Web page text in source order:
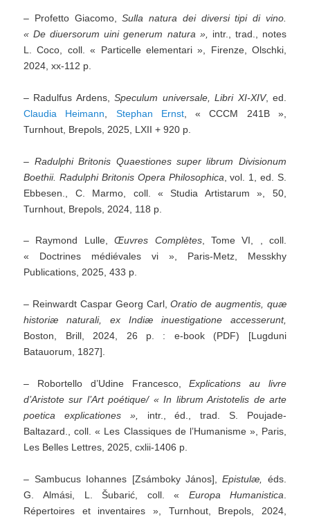
– Profetto Giacomo,Sulla natura dei diversi tipi di vino.
« De diuersorum uini generum natura »,
intr., trad., notes
L. Coco, coll. « Particelle elementari », Firenze, Olschki,
2024, xx-112 p.
– Radulfus Ardens,Speculum universale, Libri XI-XIV, ed.
Claudia Heimann
Stephan Ernst, « CCCM 241B »,
Turnhout, Brepols, 2025, LXII + 920 p.
– Radulphi Britonis Quaestiones super librum Divisionum
Boethii. Radulphi Britonis Opera Philosophica , vol. 1, ed. S.
Ebbesen., C. Marmo, coll. « Studia Artistarum », 50,
Turnhout, Brepols, 2024, 118 p.
– Raymond Lulle,Œuvres Complètes, Tome VI, , coll.
« Doctrines médiévales vi », Paris-Metz, Messkhy
Publications, 2025, 433 p.
– Reinwardt Caspar Georg Carl,Oratio de augmentis, quæ
historiæ naturali, ex Indiæ inuestigatione accesserunt,
Boston, Brill, 2024, 26 p. : e-book (PDF) [Lugduni
Batauorum, 1827].
– Robortello d’Udine Francesco,Explications au livre
d’Aristote sur l’Art poétique/ « In librum Aristotelis de arte
poetica explicationes », intr., éd., trad. S. Poujade-
Baltazard., coll. « Les Classiques de l’Humanisme », Paris,
Les Belles Lettres, 2025, cxlii-1406 p.
– Sambucus Iohannes [Zsámboky János],Epistulæ,
éds.
G. Almási, L. Šubarić, coll. « Europa Humanistica
Répertoires et inventaires », Turnhout, Brepols, 2024,